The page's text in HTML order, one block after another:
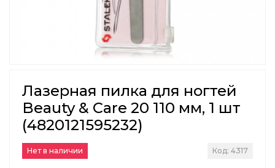
Лазерная пилка для ногтей
Beauty & Care 20 110 мм, 1 шт
(4820121595232)
Нет в наличии Код: 4317